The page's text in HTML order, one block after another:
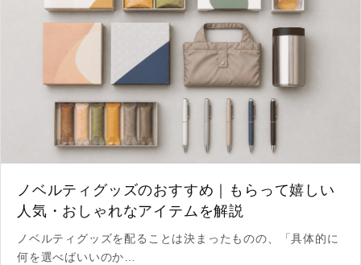
ノベルティグッズのおすすめ｜もらって嬉しい
人気・おしゃれなアイテムを解説
ノベルティグッズを配ることは決まったものの、「具体的に
何を選べばいいのか…